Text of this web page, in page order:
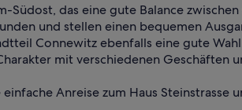
das eine gute Balance
und stellen einen bequemen
Connewitz ebenfalls eine gute
mit verschiedenen Geschäften
Anreise zum Haus Steinstrasse